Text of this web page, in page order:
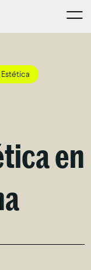
en